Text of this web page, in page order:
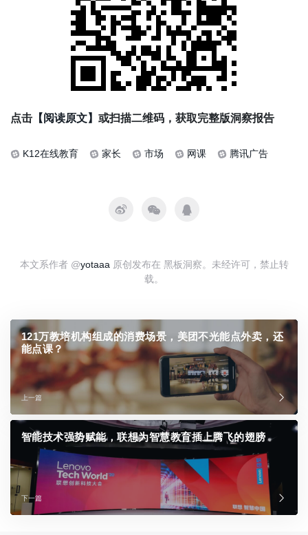
点击 【阅读原文】 或扫描二维码，获取完整版洞察报告
K12在线教育 家长 市场 网课 腾讯广告
本文系作者 @yotaaa 原创发布在 黑板洞察。未经许可，禁止转
载。
121万教培机构组成的消费场景，美团不光能点外卖，还
能点课？
上一篇
智能技术强势赋能，联想为智慧教育插上腾飞的翅膀
下一篇